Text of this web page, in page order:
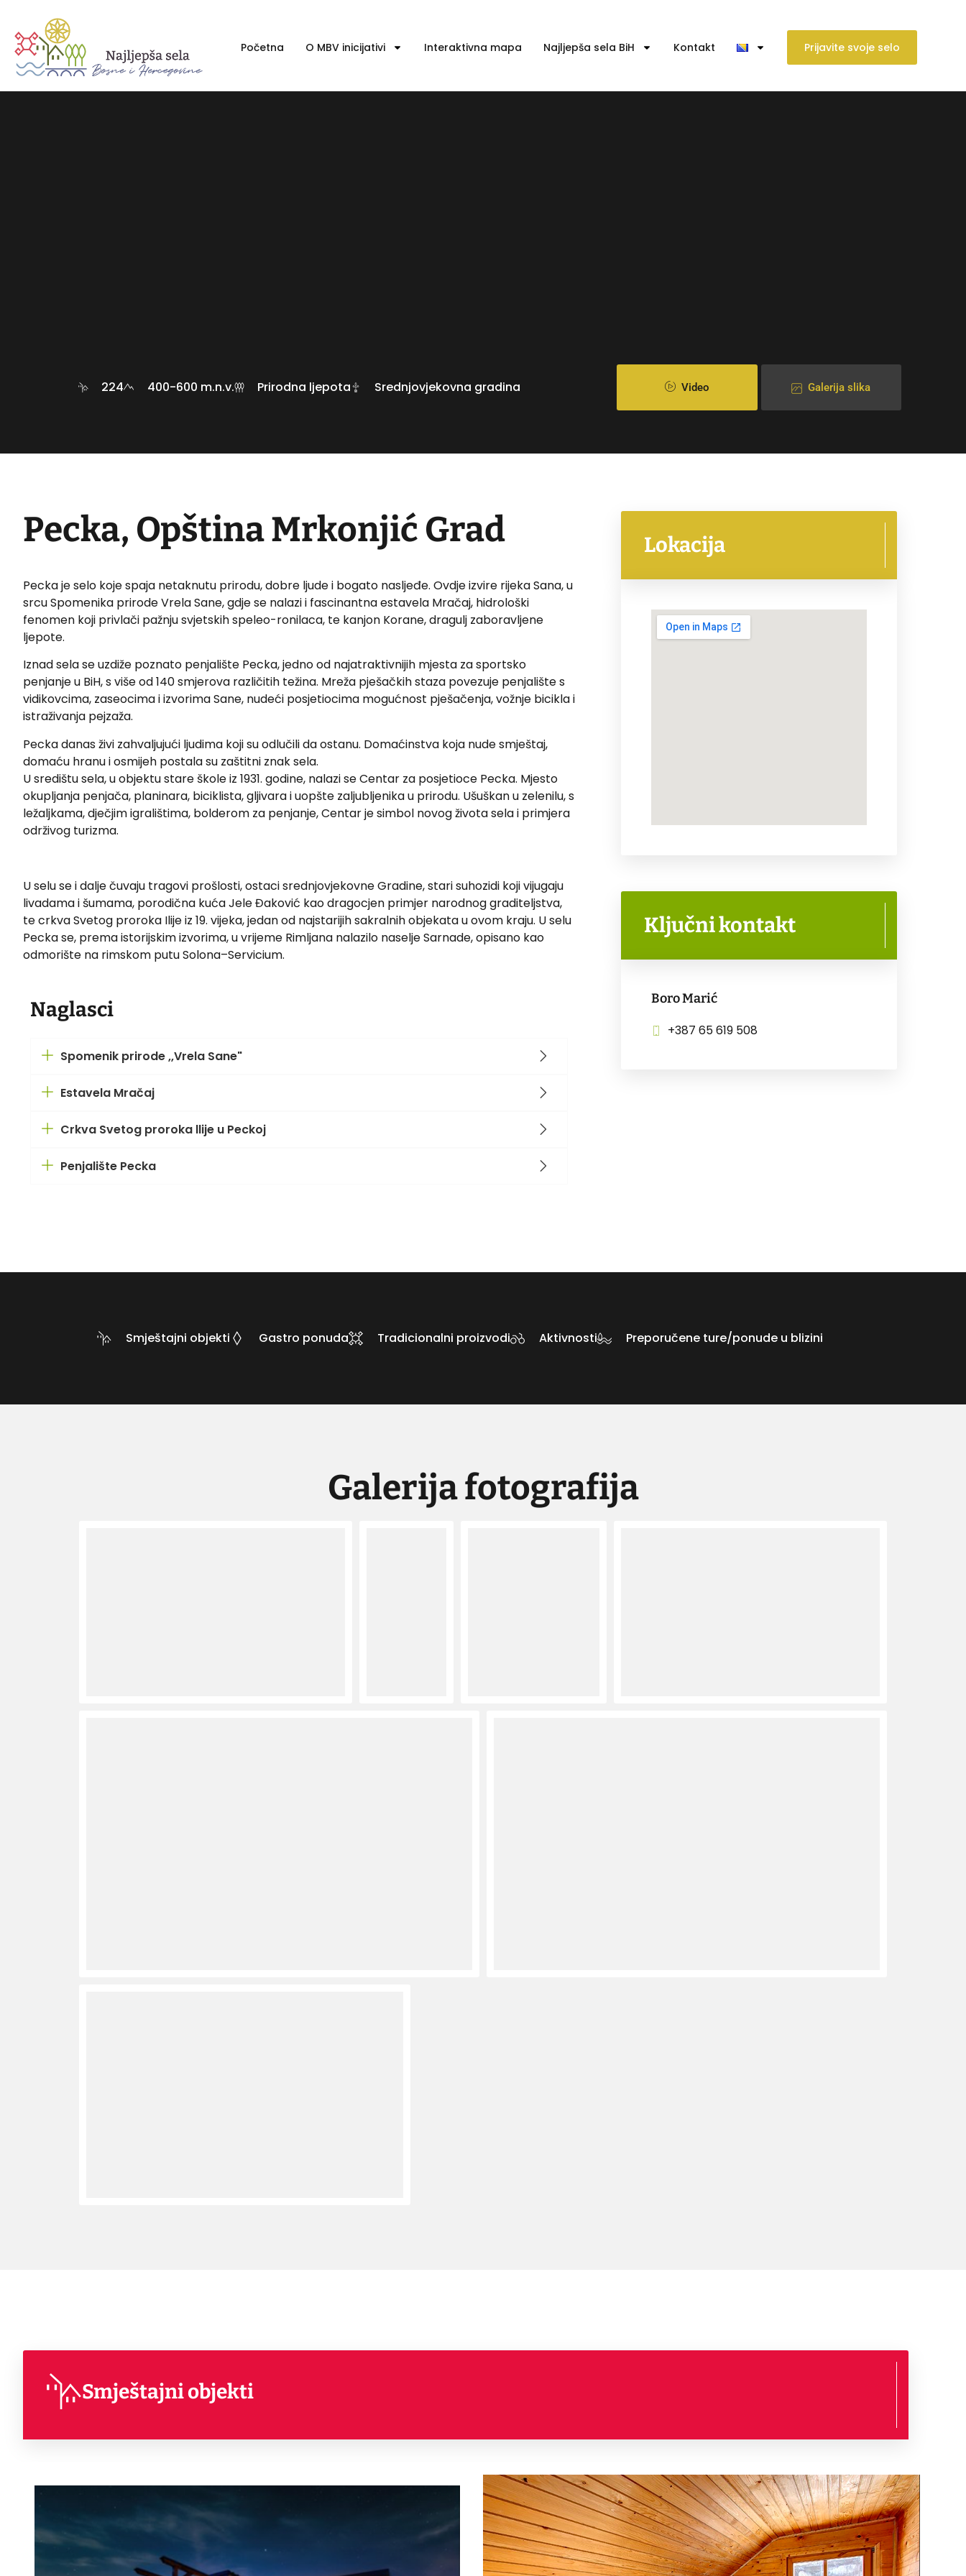
Početna O MBV inicijativi Interaktivna mapa Najljepša sela BiH Kontakt Prijavite svoje selo
224 400-600 m.n.v. Prirodna ljepota Srednjovjekovna gradina Video Galerija slika
Pecka, Opština Mrkonjić Grad
Pecka je selo koje spaja netaknutu prirodu, dobre ljude i bogato nasljeđe. Ovdje izvire rijeka Sana, u
srcu Spomenika prirode Vrela Sane, gdje se nalazi i fascinantna estavela Mračaj, hidrološki
fenomen koji privlači pažnju svjetskih speleo-ronilaca, te kanjon Korane, dragulj zaboravljene
ljepote.
Iznad sela se uzdiže poznato penjalište Pecka, jedno od najatraktivnijih mjesta za sportsko
penjanje u BiH, s više od 140 smjerova različitih težina. Mreža pješačkih staza povezuje penjalište s
vidikovcima, zaseocima i izvorima Sane, nudeći posjetiocima mogućnost pješačenja, vožnje bicikla i
istraživanja pejzaža.
Pecka danas živi zahvaljujući ljudima koji su odlučili da ostanu. Domaćinstva koja nude smještaj,
domaću hranu i osmijeh postala su zaštitni znak sela.
U središtu sela, u objektu stare škole iz 1931. godine, nalazi se Centar za posjetioce Pecka. Mjesto
okupljanja penjača, planinara, biciklista, gljivara i uopšte zaljubljenika u prirodu. Ušuškan u zelenilu, s
ležaljkama, dječjim igralištima, bolderom za penjanje, Centar je simbol novog života sela i primjera
održivog turizma.
U selu se i dalje čuvaju tragovi prošlosti, ostaci srednjovjekovne Gradine, stari suhozidi koji vijugaju
livadama i šumama, porodična kuća Jele Đaković kao dragocjen primjer narodnog graditeljstva,
te crkva Svetog proroka Ilije iz 19. vijeka, jedan od najstarijih sakralnih objekata u ovom kraju. U selu
Pecka se, prema istorijskim izvorima, u vrijeme Rimljana nalazilo naselje Sarnade, opisano kao
odmorište na rimskom putu Solona–Servicium.
Naglasci
Spomenik prirode ,,Vrela Sane"
Estavela Mračaj
Crkva Svetog proroka llije u Peckoj
Penjalište Pecka
Lokacija
Ključni kontakt
Boro Marić
+387 65 619 508
Smještajni objekti Gastro ponuda Tradicionalni proizvodi Aktivnosti Preporučene ture/ponude u blizini
Galerija fotografija
Smještajni objekti